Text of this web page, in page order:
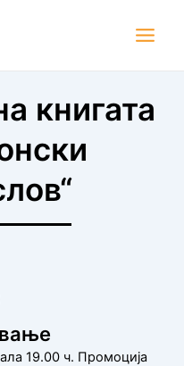
книгата
19.00 ч. Промоција